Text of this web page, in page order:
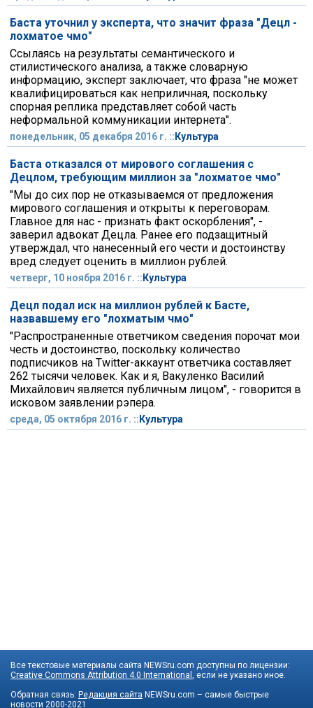
Баста уточнил у эксперта, что значит фраза "Децл -
лохматое чмо"
Ссылаясь на результаты семантического и
стилистического анализа, а также словарную
информацию, эксперт заключает, что фраза "не может
квалифицироваться как неприличная, поскольку
спорная реплика представляет собой часть
неформальной коммуникации интернета".
понедельник, 05 декабря 2016 г. :: Культура
Баста отказался от мирового соглашения с
Децлом, требующим миллион за "лохматое чмо"
"Мы до сих пор не отказываемся от предложения
мирового соглашения и открыты к переговорам.
Главное для нас - признать факт оскорбления", -
заверил адвокат Децла. Ранее его подзащитный
утверждал, что нанесенный его чести и достоинству
вред следует оценить в миллион рублей.
четверг, 10 ноября 2016 г. :: Культура
Децл подал иск на миллион рублей к Басте,
назвавшему его "лохматым чмо"
"Распространенные ответчиком сведения порочат мои
честь и достоинство, поскольку количество
подписчиков на Twitter-аккаунт ответчика составляет
262 тысячи человек. Как и я, Вакуленко Василий
Михайлович является публичным лицом", - говорится в
исковом заявлении рэпера.
среда, 05 октября 2016 г. :: Культура
Все текстовые материалы сайта NEWSru.com доступны по лицензии:
Creative Commons Attribution 4.0 International , если не указано иное.
Обратная связь: Редакция сайта NEWSru.com – самые быстрые
новости 2000-2021